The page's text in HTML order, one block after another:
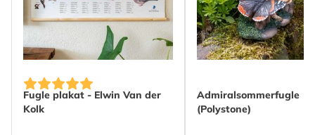
Vægt 0.095 kg
Materiale Bomuld
Læs mere
Fugle plakat - Elwin Van der
Kolk
Admiralsommerfugle
(Polystone)